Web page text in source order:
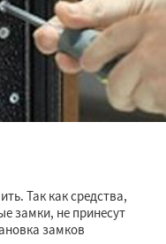
Так как средства,
замки, не принесут
замков